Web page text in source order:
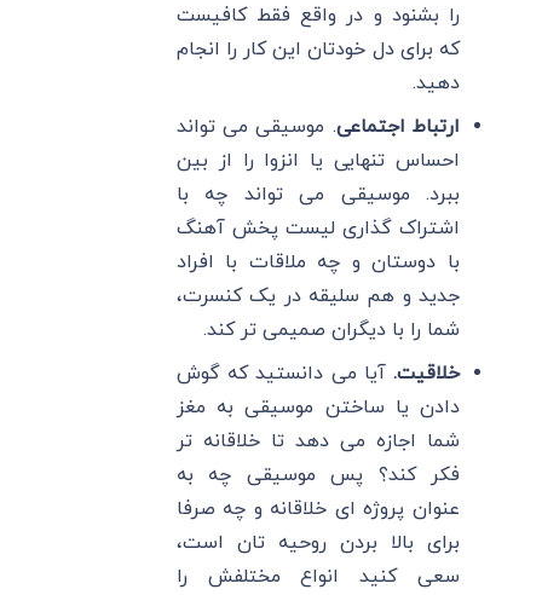
را بشنود و در واقع فقط کافیست
که برای دل خودتان این کار را انجام
دهید.
ارتباط اجتماعی. موسیقی می تواند
احساس تنهایی یا انزوا را از بین
ببرد. موسیقی می تواند چه با
اشتراک‌ گذاری لیست پخش آهنگ
با دوستان و چه ملاقات با افراد
جدید و هم سلیقه در یک کنسرت،
شما را با دیگران صمیمی تر کند.
خلاقیت. آیا می دانستید که گوش
دادن یا ساختن موسیقی به مغز
شما اجازه می دهد تا خلاقانه تر
فکر کند؟ پس موسیقی چه به
عنوان پروژه ای خلاقانه و چه صرفا
برای بالا بردن روحیه تان است،
سعی کنید انواع مختلفش را